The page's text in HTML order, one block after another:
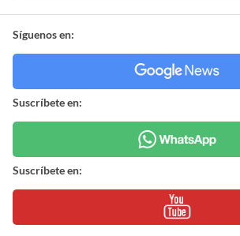
Síguenos en:
Suscríbete en:
Suscríbete en: